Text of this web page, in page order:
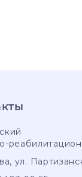
, ул.